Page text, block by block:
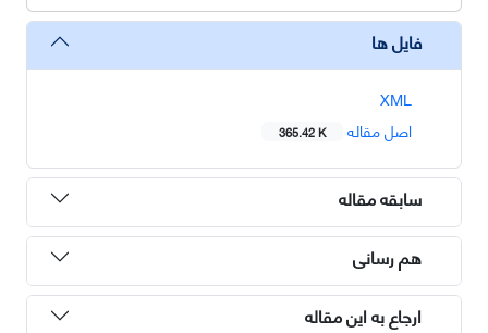
فایل ها
XML
اصل مقاله
365.42 K
سابقه مقاله
هم رسانی
ارجاع به این مقاله